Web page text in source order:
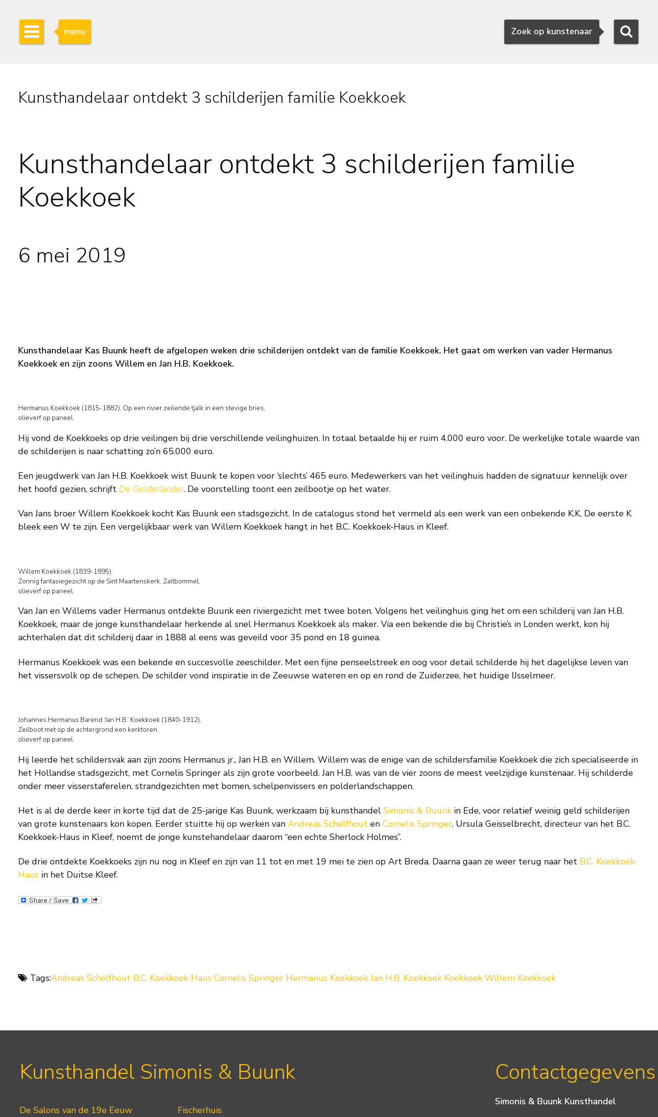
Zoeken
Zoek op kunstenaar
menu
Kunsthandelaar ontdekt 3 schilderijen familie Koekkoek
Kunsthandelaar ontdekt 3 schilderijen familie
Koekkoek
6 mei 2019
Kunsthandelaar Kas Buunk heeft de afgelopen weken drie schilderijen ontdekt van de familie Koekkoek. Het gaat om werken van vader Hermanus
Koekkoek en zijn zoons Willem en Jan H.B. Koekkoek.
Hermanus Koekkoek (1815-1882), Op een rivier zeilende tjalk in een stevige bries,
olieverf op paneel.
Hij vond de Koekkoeks op drie veilingen bij drie verschillende veilinghuizen. In totaal betaalde hij er ruim 4.000 euro voor. De werkelijke totale waarde van
de schilderijen is naar schatting zo’n 65.000 euro.
Een jeugdwerk van Jan H.B. Koekkoek wist Buunk te kopen voor ‘slechts’ 465 euro. Medewerkers van het veilinghuis hadden de signatuur kennelijk over
het hoofd gezien, schrijft De Gelderlander. De voorstelling toont een zeilbootje op het water.
Van Jans broer Willem Koekkoek kocht Kas Buunk een stadsgezicht. In de catalogus stond het vermeld als een werk van een onbekende K.K. De eerste K
bleek een W te zijn. Een vergelijkbaar werk van Willem Koekkoek hangt in het B.C. Koekkoek-Haus in Kleef.
Willem Koekkoek (1839-1895),
Zonnig fantasiegezicht op de Sint Maartenskerk, Zaltbommel,
olieverf op paneel.
Van Jan en Willems vader Hermanus ontdekte Buunk een riviergezicht met twee boten. Volgens het veilinghuis ging het om een schilderij van Jan H.B.
Koekkoek, maar de jonge kunsthandelaar herkende al snel Hermanus Koekkoek als maker. Via een bekende die bij Christie’s in Londen werkt, kon hij
achterhalen dat dit schilderij daar in 1888 al eens was geveild voor 35 pond en 18 guinea.
Hermanus Koekkoek was een bekende en succesvolle zeeschilder. Met een fijne penseelstreek en oog voor detail schilderde hij het dagelijkse leven van
het vissersvolk op de schepen. De schilder vond inspiratie in de Zeeuwse wateren en op en rond de Zuiderzee, het huidige IJsselmeer.
Johannes Hermanus Barend ‘Jan H.B.’ Koekkoek (1840-1912),
Zeilboot met op de achtergrond een kerktoren,
olieverf op paneel.
Hij leerde het schildersvak aan zijn zoons Hermanus jr., Jan H.B. en Willem. Willem was de enige van de schildersfamilie Koekkoek die zich specialiseerde in
het Hollandse stadsgezicht, met Cornelis Springer als zijn grote voorbeeld. Jan H.B. was van de vier zoons de meest veelzijdige kunstenaar. Hij schilderde
onder meer visserstaferelen, strandgezichten met bomen, schelpenvissers en polderlandschappen.
Het is al de derde keer in korte tijd dat de 25-jarige Kas Buunk, werkzaam bij kunsthandel Simonis & Buunk in Ede, voor relatief weinig geld schilderijen
van grote kunstenaars kon kopen. Eerder stuitte hij op werken van Andreas Schelfhout en Cornelis Springer. Ursula Geisselbrecht, directeur van het B.C.
Koekkoek-Haus in Kleef, noemt de jonge kunstehandelaar daarom “een echte Sherlock Holmes”.
De drie ontdekte Koekkoeks zijn nu nog in Kleef en zijn van 11 tot en met 19 mei te zien op Art Breda. Daarna gaan ze weer terug naar het B.C. Koekkoek-
Haus in het Duitse Kleef.
Tags:Andreas Schelfhout B.C. Koekkoek-Haus Cornelis Springer Hermanus Koekkoek Jan H.B. Koekkoek Koekkoek Willem Koekkoek
Kunsthandel Simonis & Buunk
De Salons van de 19e Eeuw
Fischerhuis
Contactgegevens
Simonis & Buunk Kunsthandel